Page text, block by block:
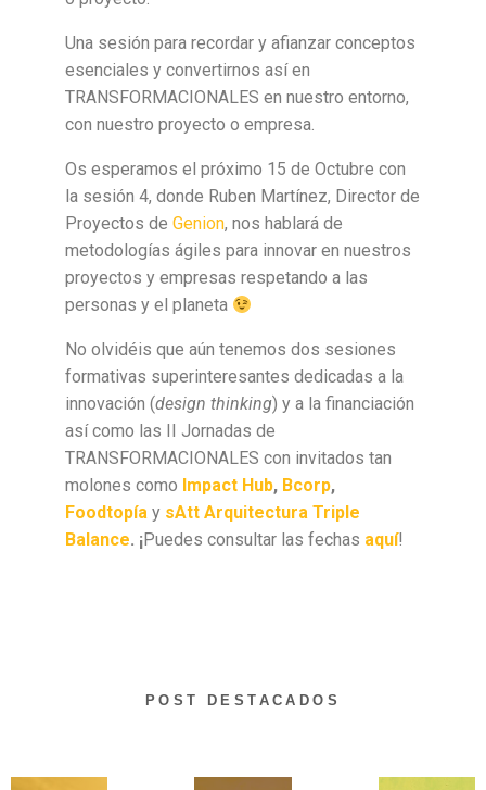
Una sesión para recordar y afianzar conceptos
esenciales y convertirnos así en
TRANSFORMACIONALES en nuestro entorno,
con nuestro proyecto o empresa.
Os esperamos el próximo 15 de Octubre con
la sesión 4, donde Ruben Martínez, Director de
Proyectos de Genion, nos hablará de
metodologías ágiles para innovar en nuestros
proyectos y empresas respetando a las
personas y el planeta
No olvidéis que aún tenemos dos sesiones
formativas superinteresantes dedicadas a la
innovación (design thinking) y a la financiación
así como las II Jornadas de
TRANSFORMACIONALES con invitados tan
molones como Impact Hub, Bcorp,
Foodtopía y sAtt Arquitectura Triple
Balance. ¡Puedes consultar las fechas aquí!
POST DESTACADOS